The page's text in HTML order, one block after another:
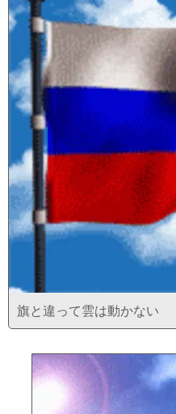
旗と違って雲は動かない